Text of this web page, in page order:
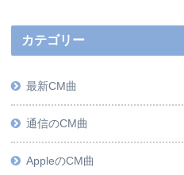
カテゴリー
最新CM曲
通信のCM曲
AppleのCM曲